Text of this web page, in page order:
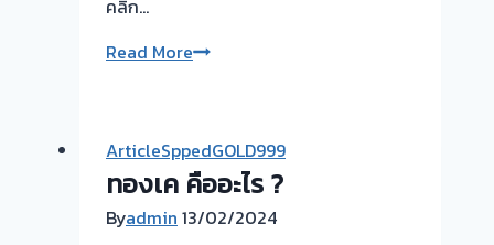
คลิก…
Read Moreรับ
ทอง
ยินดี
บริการ
ArticleSppedGOLD999
ทองเค คืออะไร ?
Byadmin 13/02/2024